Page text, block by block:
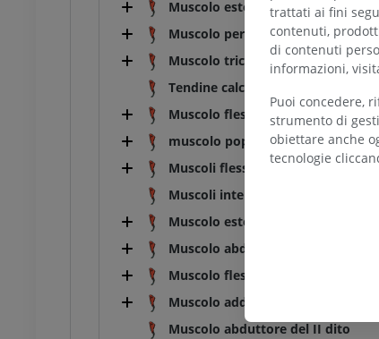
Muscolo estensore laterale delle
Muscolo peroneo [fibulare] breve
Muscolo tricipite surale
Tendine calcaneale comune
Muscolo flessore superficiale del
muscolo popliteo
Muscoli flessori profondi delle
Muscoli interflessori
Muscolo estensore breve del dito
Muscolo abduttore del I dito
Muscolo flessore breve del I dito
Muscolo adduttore del I dito
Muscolo abduttore del II dito
trattati ai fini
contenuti,
di contenuti
informazioni,
Puoi concedere,
strumento di
obiettare anche
tecnologie